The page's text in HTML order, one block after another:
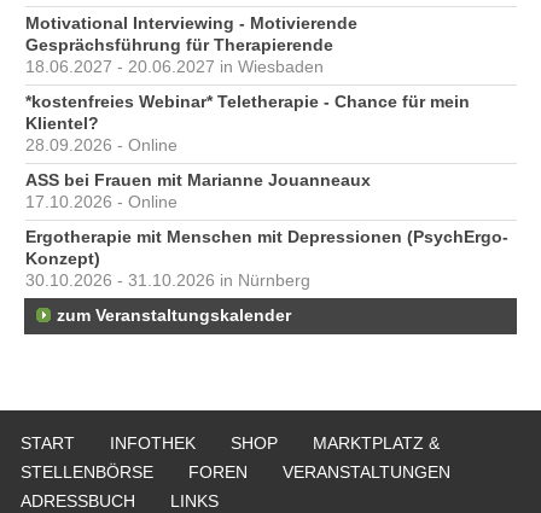
Motivational Interviewing - Motivierende
Gesprächsführung für Therapierende
18.06.2027 - 20.06.2027 in Wiesbaden
*kostenfreies Webinar* Teletherapie - Chance für mein
Klientel?
28.09.2026 - Online
ASS bei Frauen mit Marianne Jouanneaux
17.10.2026 - Online
Ergotherapie mit Menschen mit Depressionen (PsychErgo-
Konzept)
30.10.2026 - 31.10.2026 in Nürnberg
zum Veranstaltungskalender
START INFOTHEK SHOP
MARKTPLATZ &
STELLENBÖRSE
FOREN
VERANSTALTUNGEN
ADRESSBUCH
LINKS